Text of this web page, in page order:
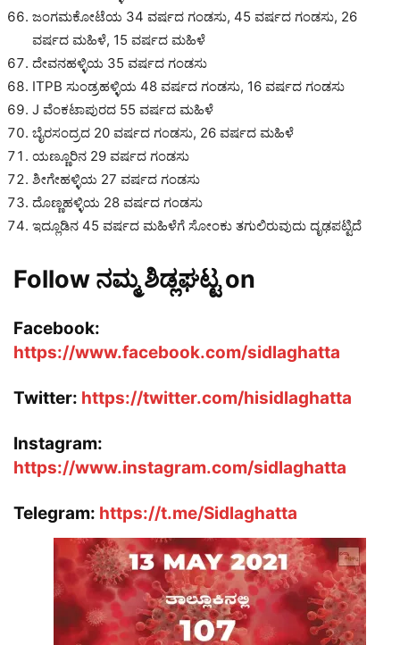
ಜಂಗಮಕೋಟೆಯ 34 ವರ್ಷದ ಗಂಡಸು, 45 ವರ್ಷದ ಗಂಡಸು, 26
ವರ್ಷದ ಮಹಿಳೆ, 15 ವರ್ಷದ ಮಹಿಳೆ
ದೇವನಹಳ್ಳಿಯ 35 ವರ್ಷದ ಗಂಡಸು
ITPB ಸುಂಡ್ರಹಳ್ಳಿಯ 48 ವರ್ಷದ ಗಂಡಸು, 16 ವರ್ಷದ ಗಂಡಸು
J ವೆಂಕಟಾಪುರದ 55 ವರ್ಷದ ಮಹಿಳೆ
ಬೈರಸಂದ್ರದ 20 ವರ್ಷದ ಗಂಡಸು, 26 ವರ್ಷದ ಮಹಿಳೆ
ಯಣ್ಣೂರಿನ 29 ವರ್ಷದ ಗಂಡಸು
ಶೀಗೇಹಳ್ಳಿಯ 27 ವರ್ಷದ ಗಂಡಸು
ದೊಣ್ಣಹಳ್ಳಿಯ 28 ವರ್ಷದ ಗಂಡಸು
ಇದ್ಲೂಡಿನ 45 ವರ್ಷದ ಮಹಿಳೆಗೆ ಸೋಂಕು ತಗುಲಿರುವುದು ದೃಢಪಟ್ಟಿದೆ
Follow ನಮ್ಮ ಶಿಡ್ಲಘಟ್ಟ on
Facebook:
https://www.facebook.com/sidlaghatta
Twitter: https://twitter.com/hisidlaghatta
Instagram:
https://www.instagram.com/sidlaghatta
Telegram: https://t.me/Sidlaghatta